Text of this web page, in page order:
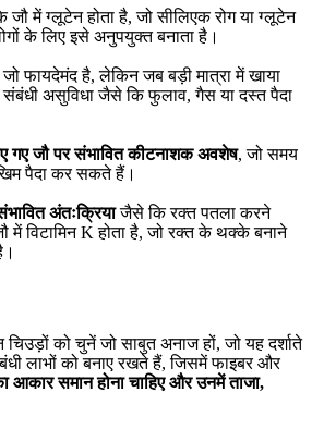
जौ में ग्लूटेन होता है, जो सीलिएक रोग या ग्लूटेन
के लिए इसे अनुपयुक्त बनाता है।
जो फायदेमंद है, लेकिन जब बड़ी मात्रा में खाया
संबंधी असुविधा जैसे कि फुलाव, गैस या दस्त पैदा
गए जौ पर संभावित कीटनाशक अवशेष, जो समय
पैदा कर सकते हैं।
अंतःक्रियाजैसे कि रक्त पतला करने
में विटामिन K होता है, जो रक्त के थक्के बनाने
को चुनें जो साबुत अनाज हों, जो यह दर्शाते
लाभों को बनाए रखते हैं, जिसमें फाइबर और
आकार समान होना चाहिए और उनमें ताजा,